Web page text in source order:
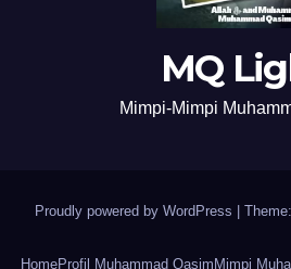
MQ
Mimpi-Mimpi
Proudly powered by WordPress
HomeProfil Muhammad QasimMimpi